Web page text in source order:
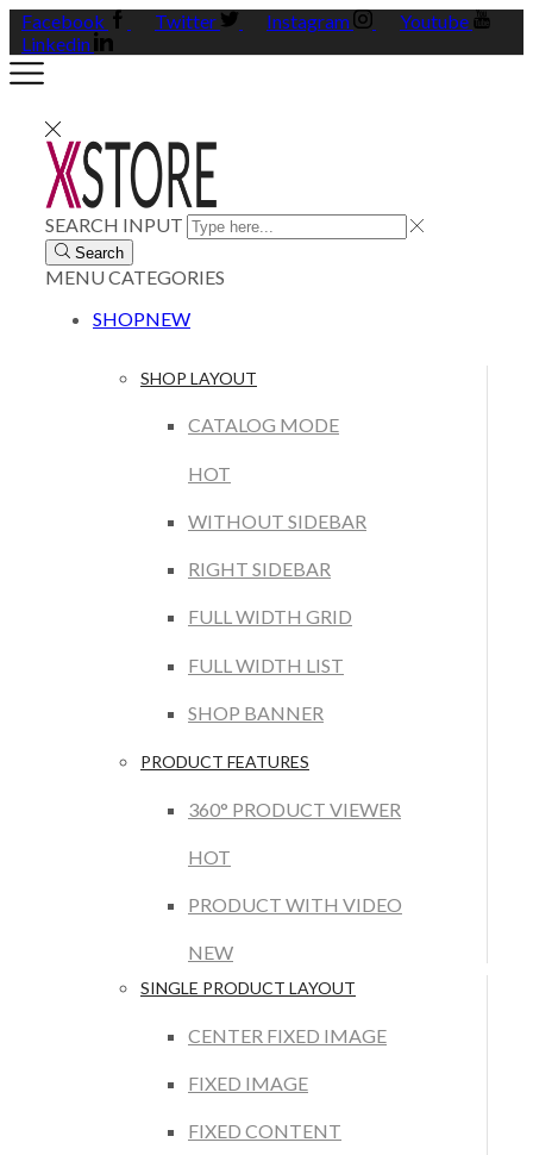
Facebook Twitter Instagram
Youtube
Linkedin
SEARCH INPUT
Search
MENUCATEGORIES
SHOPNEW
SHOP LAYOUT
CATALOG MODE
HOT
WITHOUT SIDEBAR
RIGHT SIDEBAR
FULL WIDTH GRID
FULL WIDTH LIST
SHOP BANNER
PRODUCT FEATURES
360° PRODUCT VIEWER
HOT
PRODUCT WITH VIDEO
NEW
SINGLE PRODUCT LAYOUT
CENTER FIXED IMAGE
FIXED IMAGE
FIXED CONTENT